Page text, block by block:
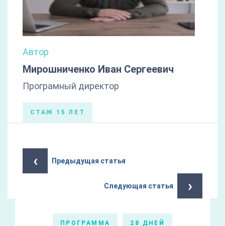
Автор
Мирошниченко Иван Сергеевич
Програмный директор
СТАЖ 15 ЛЕТ
‹ Предыдущая статья
Следующая статья ›
ПРОГРАММА 28 ДНЕЙ